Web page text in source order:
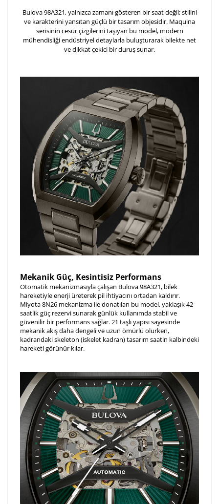
Ön İzleme Kişiselleştir Vazgeç
Kişiselleştirilmiş ürünlerin teslim süresi gravür işleme
iade ve değişim
yapılamaz.
Bulova 98A321, yalnızca zamanı gösteren bir saat değil; stilini
ve karakterini yansıtan güçlü bir tasarım objesidir. Maquina
serisinin cesur çizgilerini taşıyan bu model, modern
mühendisliği endüstriyel detaylarla buluşturarak bilekte net
ve dikkat çekici bir duruş sunar.
Mekanik Güç, Kesintisiz Performans
Otomatik mekanizmasıyla çalışan Bulova 98A321, bilek
hareketiyle enerji üreterek pil ihtiyacını ortadan kaldırır.
Miyota 8N26 mekanizma ile donatılan bu model, yaklaşık 42
saatlik güç rezervi sunarak günlük kullanımda stabil ve
güvenilir bir performans sağlar. 21 taşlı yapısı sayesinde
mekanik akış daha dengeli ve uzun ömürlü olurken,
kadrandaki skeleton (iskelet kadran) tasarım saatin kalbindeki
hareketi görünür kılar.